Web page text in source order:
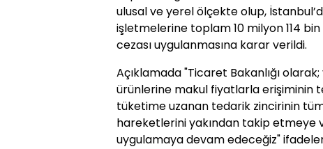
ulusal ve yerel ölçekte olup,
işletmelerine toplam 10 milyon 114
cezası uygulanmasına karar verildi.
Açıklamada "Ticaret Bakanlığı
ürünlerine makul fiyatlarla erişiminin
tüketime uzanan tedarik zincirinin
hareketlerini yakından takip etmeye
uygulamaya devam edeceğiz"